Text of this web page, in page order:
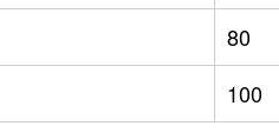
80
100